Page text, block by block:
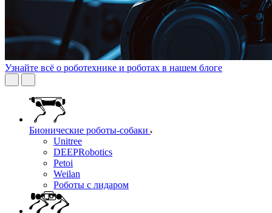
Узнайте всё о роботехнике и роботах в нашем блоге
Бионические роботы-собаки
Unitree
DEEPRobotics
Petoi
Weilan
Роботы с лидаром